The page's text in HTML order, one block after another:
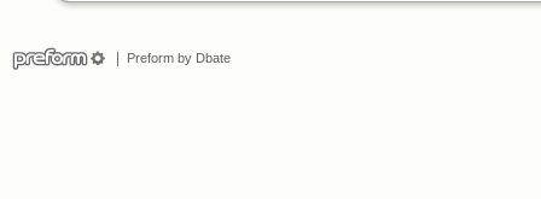
Preform by Dbate